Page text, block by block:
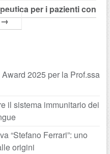
per i pazienti con
→
2025 per la Prof.ssa
il sistema immunitario dei
“Stefano Ferrari”: uno
origini